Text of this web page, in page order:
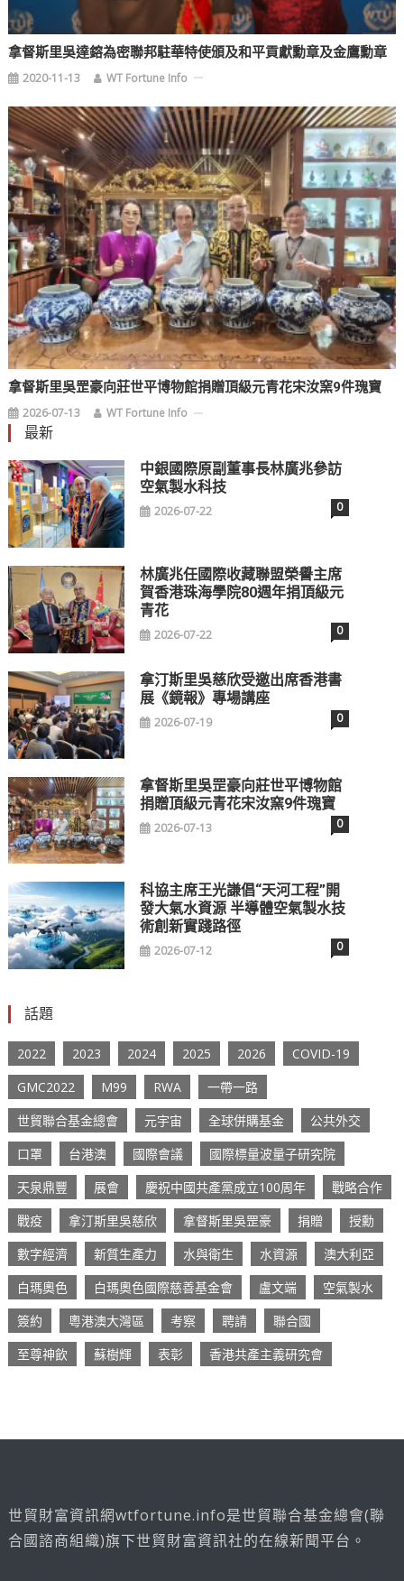
拿督斯里吳達鎔為密聯邦駐華特使頒及和平貢獻勳章及金鷹勳章
2020-11-13 WT Fortune Info
拿督斯里吳罡豪向莊世平博物館捐贈頂級元青花宋汝窯9件瑰寶
2026-07-13 WT Fortune Info
最新
中銀國際原副董事長林廣兆參訪
空氣製水科技
2026-07-22 0
林廣兆任國際收藏聯盟榮譽主席
賀香港珠海學院80週年捐頂級元
青花
2026-07-22 0
拿汀斯里吳慈欣受邀出席香港書
展《鏡報》專場講座
2026-07-19 0
拿督斯里吳罡豪向莊世平博物館
捐贈頂級元青花宋汝窯9件瑰寶
2026-07-13 0
科協主席王光謙倡“天河工程”開
發大氣水資源 半導體空氣製水技
術創新實踐路徑
2026-07-12 0
話題
2022 2023 2024 2025 2026
COVID-19
GMC2022
M99 RWA
一帶一路
世貿聯合基金總會
元宇宙 全球併購基金
公共外交
口罩
台港澳 國際會議
國際標量波量子研究院
天泉鼎豐
展會 慶祝中國共產黨成立100周年
戰略合作
戰疫
拿汀斯里吳慈欣 拿督斯里吳罡豪 捐贈
授勳
數字經濟
新質生產力 水與衛生 水資源
澳大利亞
白瑪奧色
白瑪奧色國際慈善基金會 盧文端
空氣製水
簽約
粵港澳大灣區 考察 聘請
聯合國
至尊神飲
蘇樹輝 表彰 香港共產主義研究會
世貿財富資訊網wtfortune.info是世貿聯合基金總會(聯
合國諮商組織)旗下世貿財富資訊社的在線新聞平台。